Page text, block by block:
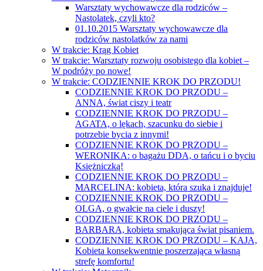
Warsztaty wychowawcze dla rodziców –
Nastolatek, czyli kto?
01.10.2015 Warsztaty wychowawcze dla
rodziców nastolatków za nami
W trakcie: Krąg Kobiet
W trakcie: Warsztaty rozwoju osobistego dla kobiet –
W podróży po nowe!
W trakcie: CODZIENNIE KROK DO PRZODU!
CODZIENNIE KROK DO PRZODU –
ANNA, świat ciszy i teatr
CODZIENNIE KROK DO PRZODU –
AGATA, o lękach, szacunku do siebie i
potrzebie bycia z innymi!
CODZIENNIE KROK DO PRZODU –
WERONIKA: o bagażu DDA, o tańcu i o byciu
Księżniczką!
CODZIENNIE KROK DO PRZODU –
MARCELINA: kobieta, która szuka i znajduje!
CODZIENNIE KROK DO PRZODU –
OLGA, o gwałcie na ciele i duszy!
CODZIENNIE KROK DO PRZODU –
BARBARA, kobieta smakująca świat pisaniem.
CODZIENNIE KROK DO PRZODU – KAJA,
Kobieta konsekwentnie poszerzająca własną
strefę komfortu!